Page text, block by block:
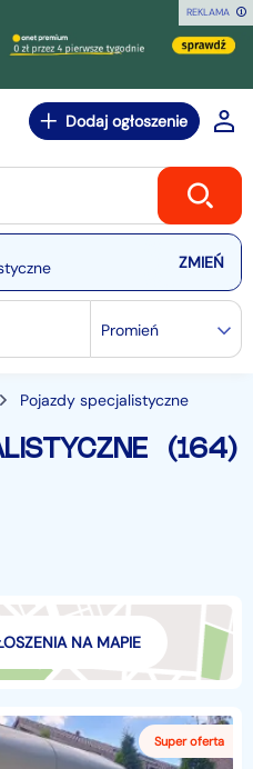
REKLAMA
Dodaj ogłoszenie
Promień
Pojazdy specjalistyczne
(164)
NA MAPIE